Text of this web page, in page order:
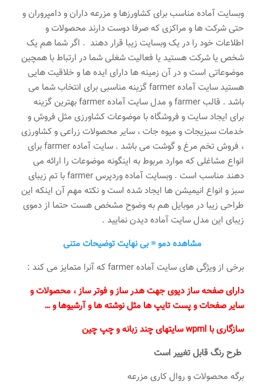
وبسایت آماده مناسب برای کشاورزها و مزرعه داران و دامپروران و
حتی شرکت ها و مراکزی که صرفا دوست دارند محصولات و
اطلاعات خود را در یک وبسایت زیبا قرار دهند . اگر شما هم یک
شخص یا شرکت هستید یا فعالیت شغلی شما در ارتباط با همچین
موضوعاتی است و در آن زمینه ها دارای ایده ها و خلاقیت هایی
هستید سایت آماده farmer گزینه مناسبی برای انتخاب شما می
باشد . قالب farmer و مدل سایت آماده farmer بهترین گزینه
برای ایجاد سایت و فروشگاه با موضوعات کشاورزی مثل فروش و
خدمات سبزیجات و میوه جات ، سایر محصولات زراعی و کشاورزی
، فروش تخم مرغ و گوشت می باشد . سایت آماده farmer برای
انواع مشاغلی که موارد مربوط به اینگونه موضوعات را ارائه می
دهند مناسب است . وبسایت آماده وردپرس farmer با تم زیبای
سبز و انواع انیمیشن ها ایجاد شده است و نکته مهم آن اینکه این
طراحی زیبا در موبایل هم به وضوح مشخص هست حتما از دموی
زیبای این مدل سایت آماده دیدن نمایید .
مشاهده دمو = بی نهایت توضیحات متنی
برخی از ویژگی های سایت آماده farmer که آنرا متمایز می کند :
دارای صفحه ساز دیوی جهت هدر ساز و فوتر ساز ، محصولات و
سایر صفحات و پست تایپ ها مثل نوشته ها و آرشیوها و …
سازگاری با wpml سایتهای چند زبانه و چپ چین
طرح رنگ قابل تغییر است
برگه محصولات و روال کاری مزرعه